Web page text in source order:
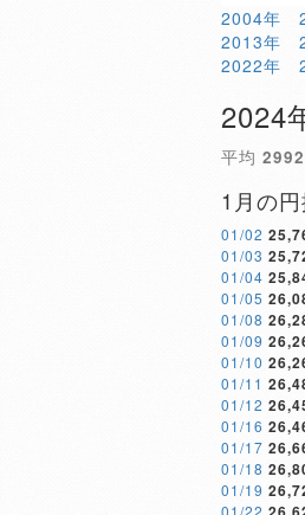
2004年
2013年
2022年
2024
平均
1月の
01/02
01/03
01/04
01/05
01/08
01/09
01/10
01/11
01/12
01/16
01/17
01/18
01/19
01/22